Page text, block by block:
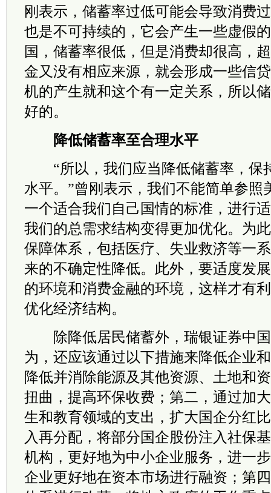
刚表示，储蓄率过低可能会导致消费
也是不可持续的，它会产生一些虚假
国，储蓄率很低，但是消费却很高，
金又没有相应来源，就会形成一些信
机的产生就和这个有一定关系，所以
好的。
降低储蓄率至合理水平
“所以，我们应当降低储蓄率，保
水平。”曾刚表示，我们不能简单参照
一个适合我们自己国情的标准，进行
我们的总需求结构变得更加优化。为
保障体系，包括医疗、失业救济等一
来的不确定性降低。此外，要适度发
的环境和消费金融的环境，这样才有
优化经济结构。
除降低居民储蓄外，瑞银证券中国
为，还应该通过以下措施来降低企业
降低并消除能源及其他资源、土地和
扭曲，提高环保收费；第二，通过加
生和教育领域的支出，扩大国企分红
入再分配，将部分国企股份注入社保
机构，更好地为中小企业服务，进一
企业更好地在资本市场进行融资；第